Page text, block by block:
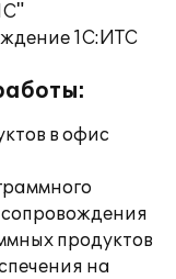
1С:ИТС
в офис
сопровождения
продуктов
на